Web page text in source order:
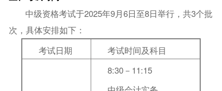
中级资格考试于2025年9月6日至8日举行，共3个批
次，具体安排如下：
考试日期
考试时间及科目
8:30－11:15